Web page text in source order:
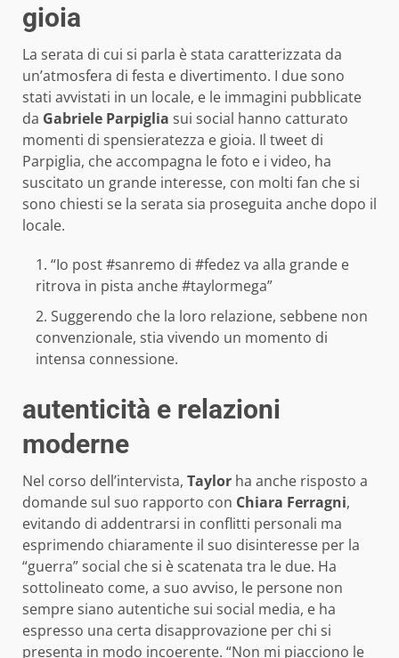
gioia
La serata di cui si parla è stata caratterizzata da
un’atmosfera di festa e divertimento. I due sono
stati avvistati in un locale, e le immagini pubblicate
da Gabriele Parpiglia sui social hanno catturato
momenti di spensieratezza e gioia. Il tweet di
Parpiglia, che accompagna le foto e i video, ha
suscitato un grande interesse, con molti fan che si
sono chiesti se la serata sia proseguita anche dopo il
locale.
“Io post #sanremo di #fedez va alla grande e
ritrova in pista anche #taylormega”
Suggerendo che la loro relazione, sebbene non
convenzionale, stia vivendo un momento di
intensa connessione.
autenticità e relazioni
moderne
Nel corso dell’intervista, Taylor ha anche risposto a
domande sul suo rapporto con Chiara Ferragni,
evitando di addentrarsi in conflitti personali ma
esprimendo chiaramente il suo disinteresse per la
“guerra” social che si è scatenata tra le due. Ha
sottolineato come, a suo avviso, le persone non
sempre siano autentiche sui social media, e ha
espresso una certa disapprovazione per chi si
presenta in modo incoerente. “Non mi piacciono le